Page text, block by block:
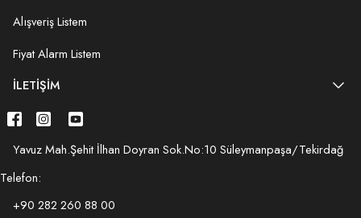
Alışveriş Listem
Fiyat Alarm Listem
İLETIŞIM
Yavuz Mah.Şehit İlhan Doyran Sok.No:10 Süleymanpaşa/Tekirdağ
Telefon:
+90 282 260 88 00